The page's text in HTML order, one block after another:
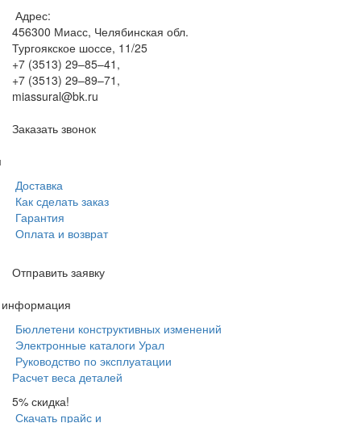
Адрес:
456300 Миасс, Челябинская обл.
Тургоякское шоссе, 11/25
+7 (3513) 29–85–41 ,
+7 (3513) 29–89–71 ,
miassural@bk.ru
Заказать звонок
Доставка
Как сделать заказ
Гарантия
Оплата и возврат
Отправить заявку
информация
Бюллетени конструктивных изменений
Электронные каталоги Урал
Руководство по эксплуатации
Расчет веса деталей
5% скидка!
Скачать прайс и